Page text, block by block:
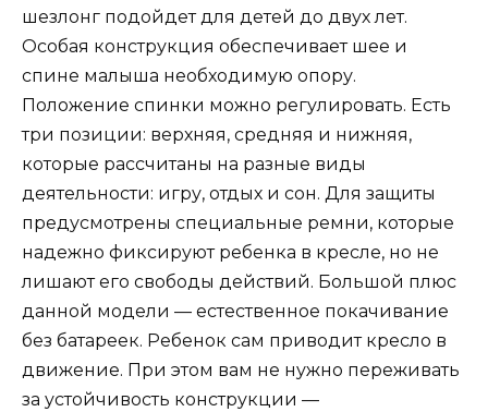
шезлонг подойдет для детей до двух лет.
Особая конструкция обеспечивает шее и
спине малыша необходимую опору.
Положение спинки можно регулировать. Есть
три позиции: верхняя, средняя и нижняя,
которые рассчитаны на разные виды
деятельности: игру, отдых и сон. Для защиты
предусмотрены специальные ремни, которые
надежно фиксируют ребенка в кресле, но не
лишают его свободы действий. Большой плюс
данной модели — естественное покачивание
без батареек. Ребенок сам приводит кресло в
движение. При этом вам не нужно переживать
за устойчивость конструкции —